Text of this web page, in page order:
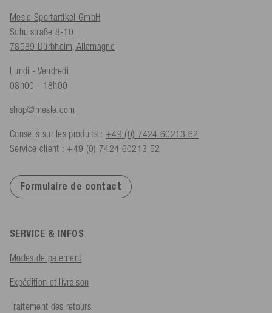
Mesle Sportartikel GmbH
Schulstraße 8-10
78589 Dürbheim, Allemagne
Lundi - Vendredi
08h00 - 18h00
shop@mesle.com
Conseils sur les produits : +49 (0) 7424 60213 62
Service client : +49 (0) 7424 60213 52
Formulaire de contact
SERVICE & INFOS
Modes de paiement
Expédition et livraison
Traitement des retours